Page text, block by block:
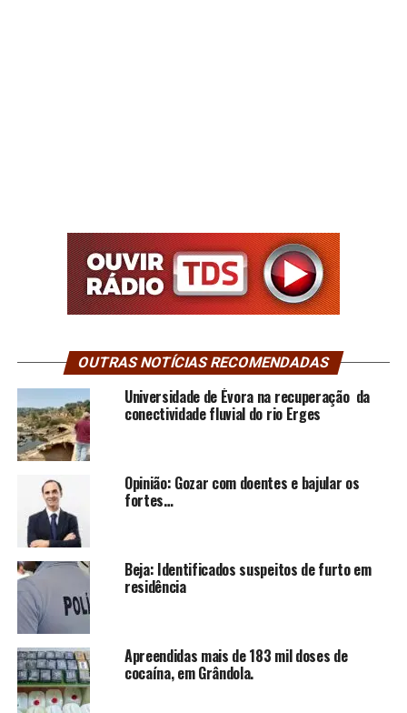
OUTRAS NOTÍCIAS RECOMENDADAS
Universidade de Évora na recuperação da
conectividade fluvial do rio Erges
Opinião: Gozar com doentes e bajular os
fortes…
Beja: Identificados suspeitos de furto em
residência
Apreendidas mais de 183 mil doses de
cocaína, em Grândola.